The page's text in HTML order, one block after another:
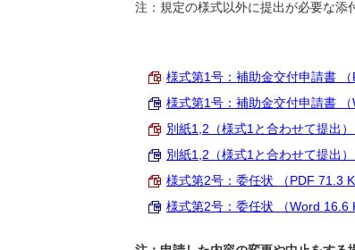
注：規定の様式以外に提出が必要な添
様式第1号：補助金交付申請書 （
様式第1号：補助金交付申請書 （
別紙1,2（様式1と合わせて提出）
別紙1,2（様式1と合わせて提出）
様式第2号：委任状 （PDF 71.3
様式第2号：委任状 （Word 16.6